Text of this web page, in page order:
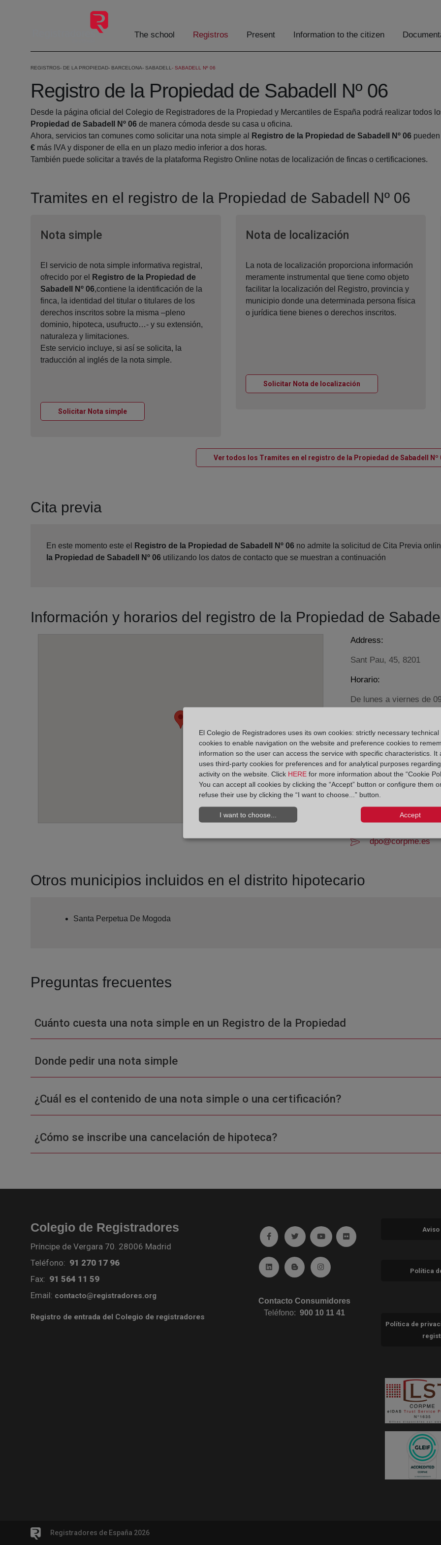
The school Registros Present Information to the citizen
REGISTROS DE LA PROPIEDAD BARCELONA SABADELL SABADELL Nº 06
Registro de la Propiedad de Sabadell Nº 06
Desde la página oficial del Colegio de Registradores de la Propiedad y Mercantiles de España podrá realizar todos
Propiedad de Sabadell Nº 06 de manera cómoda desde su casa u oficina.
Ahora, servicios tan comunes como solicitar una nota simple al
Registro de la Propiedad de Sabadell Nº 06
€ más IVA y disponer de ella en un plazo medio inferior a dos horas.
También puede solicitar a través de la plataforma Registro Online notas de localización de fincas o certificaciones.
Tramites en el registro de la Propiedad de Sabadell Nº 06
Nota simpleVentana nueva
El servicio de nota simple informativa registral,
ofrecido por el
Registro de la Propiedad de
Sabadell Nº 06,contiene la identificación de la
finca, la identidad del titular o titulares de los
derechos inscritos sobre la misma –pleno
dominio, hipoteca, usufructo…- y su extensión,
naturaleza y limitaciones.
Este servicio incluye, si así se solicita, la
traducción al inglés de la nota simple.
Solicitar Nota simpleVentana nueva
Nota de localizaciónVentana nueva
La nota de localización proporciona información
meramente instrumental que tiene como objeto
facilitar la localización del Registro, provincia y
municipio donde una determinada persona física
o jurídica tiene bienes o derechos inscritos.
Solicitar Nota de localizaciónVentana nueva
Ver todos los Tramites en el registro de la Propiedad de Sabadell Nº
Cita previa
En este momento este el Registro de la Propiedad de Sabadell Nº 06 no admite la solicitud de Cita Previa
la Propiedad de Sabadell Nº 06 utilizando los datos de contacto que se muestran a continuación
Información y horarios del registro de la Propiedad de
Address:
Sant Pau, 45, 8201
Horario:
De lunes a viernes de
Agosto: De lunes a
Los días 24 y 31 de
Datos de contacto:
(93) 715 52 32
Datos del Registrador:
María Merced
dpo@corpme.es
Otros municipios incluidos en el distrito hipotecario
Santa Perpetua De Mogoda
Preguntas frecuentes
Cuánto cuesta una nota simple en un Registro de la Propiedad
Donde pedir una nota simple
¿Cuál es el contenido de una nota simple o una certificación?
¿Cómo se inscribe una cancelación de hipoteca?
Colegio de Registradores
Príncipe de Vergara 70. 28006 Madrid
Teléfono: 91 270 17 96
Fax: 91 564 11 59
Email: contacto@registradores.org
Registro de entrada del Colegio de registradores
Ir a facebook (abre en ventana nueva)
Ir a twitter (abre en ventana nueva)
Ir a YouTube (abre en ventana nueva)
Ir a Flickr (abre en ventana
Ir a Linkedin (abre en ventana nueva)
Ir al Blog (abre en ventana nueva)
Ir a Instagram (abre en ventana
Contacto Consumidores
Teléfono:900 10 11 41
Aviso
Política
Política de
Registradores de España 2026
El Colegio de Registradores uses its own cookies: strictly necessary technical
cookies to enable navigation on the website and preference cookies to
information so the user can access the service with specific characteristics. It
uses third-party cookies for preferences and for analytical purposes
activity on the website. Click HERE for more information about the “Cookie
You can accept all cookies by clicking the “Accept” button or configure them
refuse their use by clicking the “I want to choose...” button.
I want to choose... Accept